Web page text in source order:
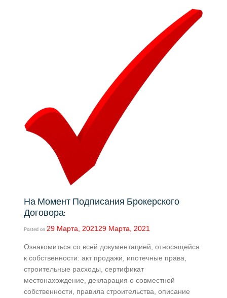
На Момент Подписания Брокерского
Договора:
Posted on 29 Марта, 2021 29 Марта, 2021
Ознакомиться со всей документацией, относящейся
к собственности: акт продажи, ипотечные права,
строительные расходы, сертификат
местонахождение, декларация о совместной
собственности, правила строительства, описание